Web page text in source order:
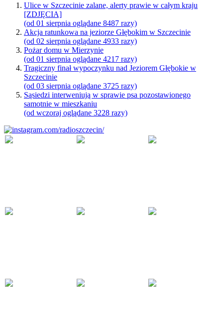
Ulice w Szczecinie zalane, alerty prawie w całym kraju
[ZDJĘCIA]
(od 01 sierpnia oglądane 8487 razy)
Akcja ratunkowa na jeziorze Głębokim w Szczecinie
(od 02 sierpnia oglądane 4933 razy)
Pożar domu w Mierzynie
(od 01 sierpnia oglądane 4217 razy)
Tragiczny finał wypoczynku nad Jeziorem Głębokie w
Szczecinie
(od 03 sierpnia oglądane 3725 razy)
Sąsiedzi interweniują w sprawie psa pozostawionego
samotnie w mieszkaniu
(od wczoraj oglądane 3228 razy)